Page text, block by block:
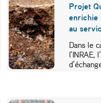
Projet
enrichie
au
Dans le
l’INRAE,